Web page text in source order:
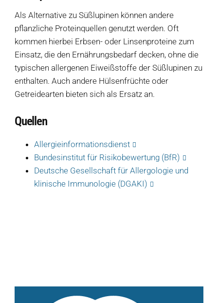
Als Alternative zu Süßlupinen können andere
pflanzliche Proteinquellen genutzt werden. Oft
kommen hierbei Erbsen- oder Linsenproteine ​​zum
Einsatz, die den Ernährungsbedarf decken, ohne die
typischen allergenen Eiweißstoffe der Süßlupinen zu
enthalten. Auch andere Hülsenfrüchte oder
Getreidearten bieten sich als Ersatz an.
Quellen
Allergieinformationsdienst
Bundesinstitut für Risikobewertung (BfR)
Deutsche Gesellschaft für Allergologie und
klinische Immunologie (DGAKI)
Produkte
Salate
Dips
Soßen
Produkt-Übersicht Jetzt vorbestellen
Produkte nach Allergenen
Verkaufswagen-Tour